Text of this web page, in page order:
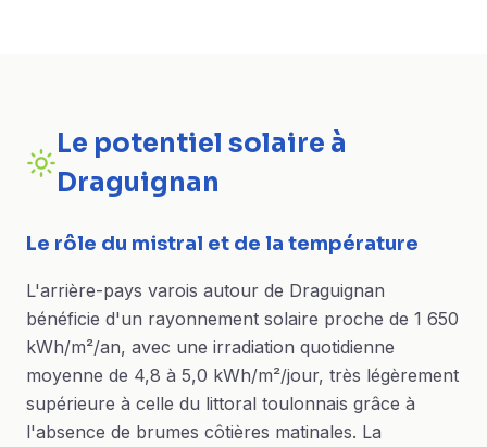
Le potentiel solaire à
Draguignan
Le rôle du mistral et de la température
L'arrière-pays varois autour de Draguignan
bénéficie d'un rayonnement solaire proche de 1 650
kWh/m²/an, avec une irradiation quotidienne
moyenne de 4,8 à 5,0 kWh/m²/jour, très légèrement
supérieure à celle du littoral toulonnais grâce à
l'absence de brumes côtières matinales. La